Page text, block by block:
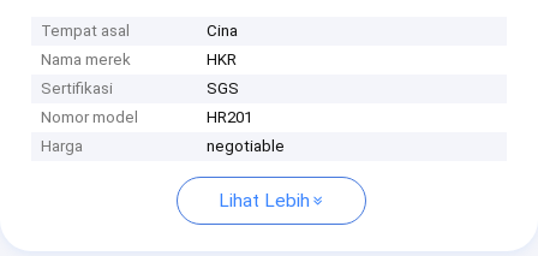
Tempat asal
Cina
Nama merek
HKR
Sertifikasi
SGS
Nomor model
HR201
Harga
negotiable
Lihat Lebih